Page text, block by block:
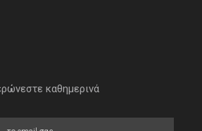
καθημερινά